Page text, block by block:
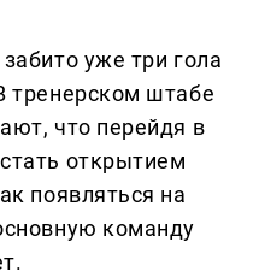
уже три гола
тренерском штабе
что перейдя в
открытием
появляться на
команду